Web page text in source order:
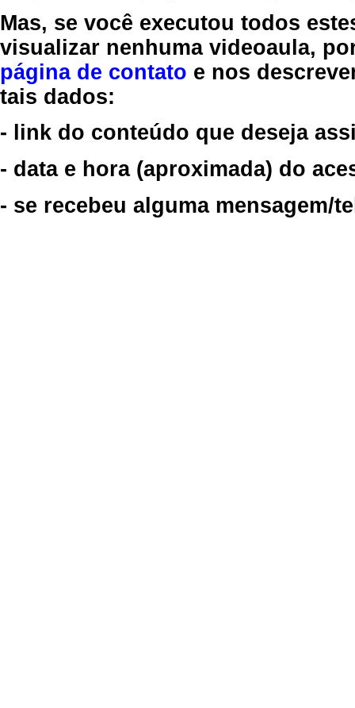
Mas, se você executou todos
visualizar nenhuma videoaula,
página de contato e nos
tais dados:
- link do conteúdo que deseja
- data e hora (aproximada) do
- se recebeu alguma mensagem/